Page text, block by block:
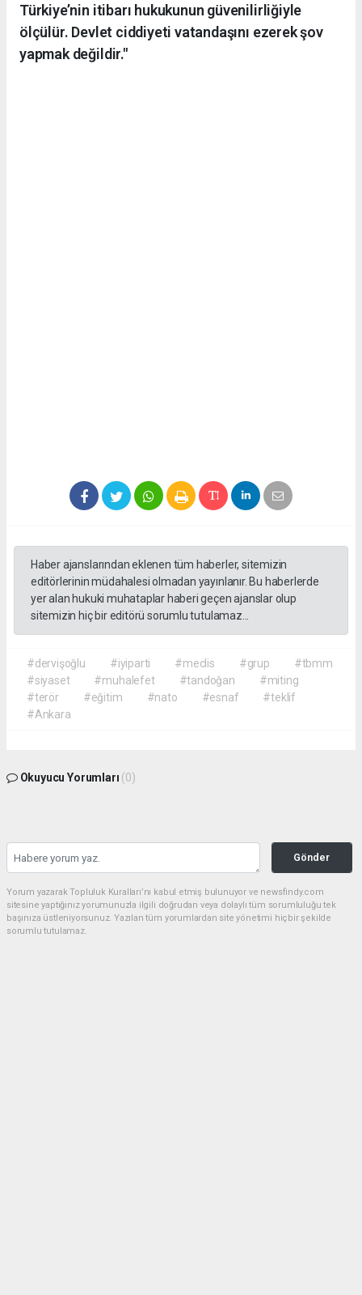
Türkiye’nin itibarı hukukunun güvenilirliğiyle
ölçülür. Devlet ciddiyeti vatandaşını ezerek şov
yapmak değildir."
Haber ajanslarından eklenen tüm haberler, sitemizin
editörlerinin müdahalesi olmadan yayınlanır. Bu haberlerde
yer alan hukuki muhataplar haberi geçen ajanslar olup
sitemizin hiç bir editörü sorumlu tutulamaz...
#dervişoğlu #iyiparti #meclis #grup
#tbmm
#siyaset
#muhalefet #tandoğan
#miting
#terör
#eğitim #nato #esnaf
#teklif
#Ankara
Okuyucu Yorumları (0)
Gönder
Yorum yazarak Topluluk Kuralları’nı kabul etmiş bulunuyor ve newsfindy.com
sitesine yaptığınız yorumunuzla ilgili doğrudan veya dolaylı tüm sorumluluğu tek
başınıza üstleniyorsunuz. Yazılan tüm yorumlardan site yönetimi hiçbir şekilde
sorumlu tutulamaz.